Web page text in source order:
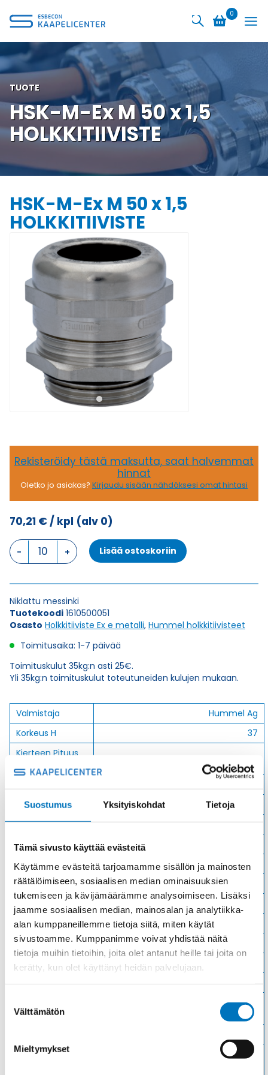
Suostumus Yksityiskohdat Tietoja
Tämä sivusto käyttää evästeitä
Käytämme evästeitä tarjoamamme sisällön ja mainosten
räätälöimiseen, sosiaalisen median ominaisuuksien
tukemiseen ja kävijämäärämme analysoimiseen. Lisäksi
jaamme sosiaalisen median, mainosalan ja analytiikka-
alan kumppaneillemme tietoja siitä, miten käytät
sivustoamme. Kumppanimme voivat yhdistää näitä
tietoja muihin tietoihin, joita olet antanut heille tai joita on
kerätty, kun olet käyttänyt heidän palvelujaan.
valinta
Välttämätön
Mieltymykset
sisältöön
0
TUOTE
HSK-M-Ex M 50 x 1,5
HOLKKITIIVISTE
HSK-M-Ex M 50 x 1,5
HOLKKITIIVISTE
Rekisteröidy tästä maksutta, saat halvemmat
hinnat
Oletko jo asiakas? Kirjaudu sisään nähdäksesi omat hintasi
70,21 €/ kpl (alv 0)
HSK-
M-
M
x
1,5
HOLKKITIIVISTE
määrä
Lisää ostoskoriin
Niklattu messinki
Tuotekoodi 1610500051
Osasto Holkkitiiviste Ex e metalli, Hummel holkkitiivisteet
Toimitusaika: 1-7 päivää
Toimituskulut 35kg:n asti 25€.
Yli 35kg:n toimituskulut toteutuneiden kulujen mukaan.
Valmistaja
Hummel Ag
Korkeus H
37
Kierteen Pituus
Etim 7
EC000441
Materiaali
Niklattu messinki
Kierre
Ulkokierre Ag
M 50 x 1,5
Normen
Max [C]
Käyttölämpötila
'-20°C to +95°C
O-Rengas
Kotelointiluokka
IP 68 – 10 bar;IP 69 K
[Mm]
57
Setrifikaatti
ATEX;VDE;EAC;INMETRO;IECEx;CSA;DNV-